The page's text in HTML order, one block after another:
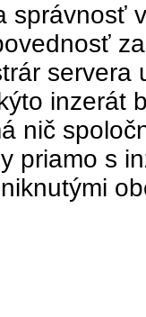
správnosť
servera
inzerát
nič
priamo s